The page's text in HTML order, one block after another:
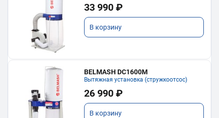
33 990 ₽
В корзину
BELMASH DC1600M
Вытяжная установка (стружкоотсос)
26 990 ₽
В корзину